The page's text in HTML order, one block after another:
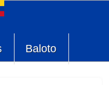
Baloto